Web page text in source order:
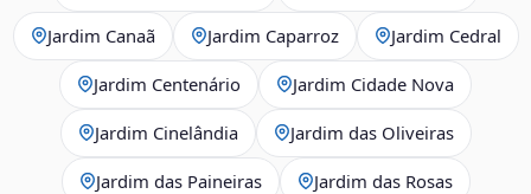
Jardim Canaã Jardim Caparroz Jardim Cedral
Jardim Centenário Jardim Cidade Nova
Jardim Cinelândia Jardim das Oliveiras
Jardim das Paineiras Jardim das Rosas